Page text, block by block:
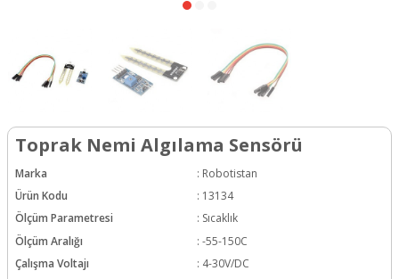
Toprak Nemi Algılama Sensörü
Marka : Robotistan
Ürün Kodu
: 13134
Ölçüm Parametresi
: Sıcaklık
Ölçüm Aralığı
: -55-150C
Çalışma Voltajı
: 4-30V/DC